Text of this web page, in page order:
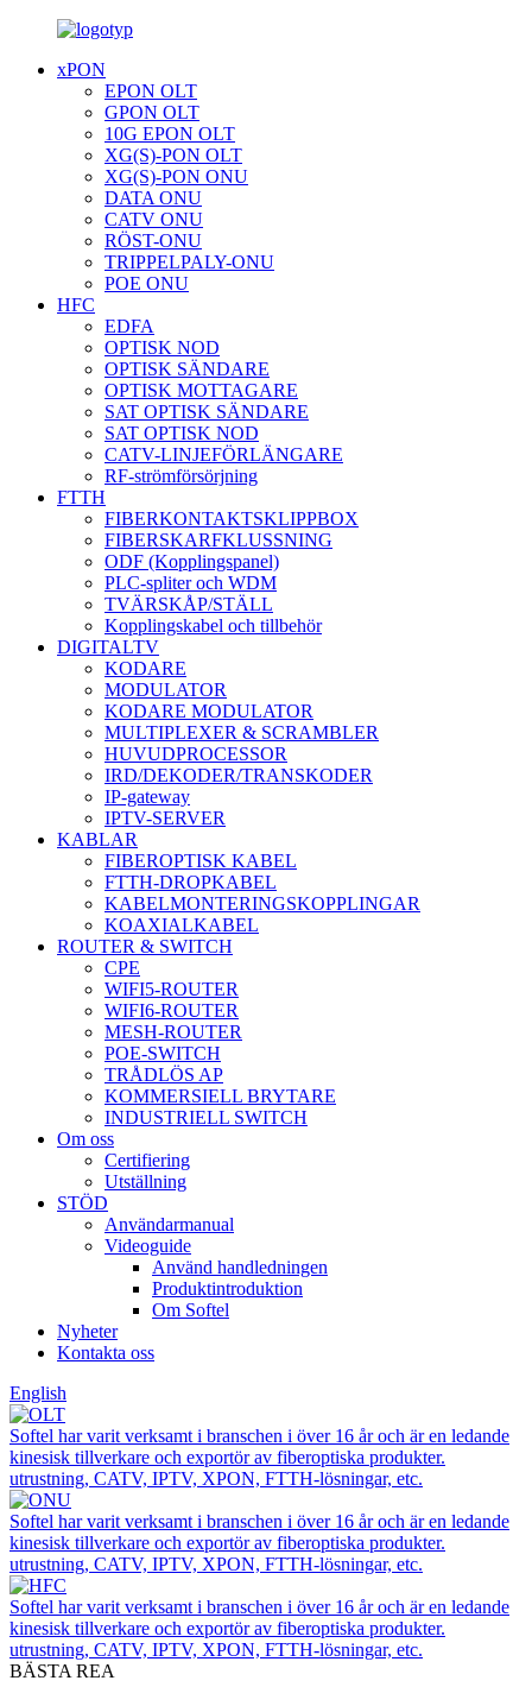
xPON
EPON OLT
GPON OLT
10G EPON OLT
XG(S)-PON OLT
XG(S)-PON ONU
DATA ONU
CATV ONU
RÖST-ONU
TRIPPELPALY-ONU
POE ONU
HFC
EDFA
OPTISK NOD
OPTISK SÄNDARE
OPTISK MOTTAGARE
SAT OPTISK SÄNDARE
SAT OPTISK NOD
CATV-LINJEFÖRLÄNGARE
RF-strömförsörjning
FTTH
FIBERKONTAKTSKLIPPBOX
FIBERSKARFKLUSSNING
ODF (Kopplingspanel)
PLC-spliter och WDM
TVÄRSKÅP/STÄLL
Kopplingskabel och tillbehör
DIGITALTV
KODARE
MODULATOR
KODARE MODULATOR
MULTIPLEXER & SCRAMBLER
HUVUDPROCESSOR
IRD/DEKODER/TRANSKODER
IP-gateway
IPTV-SERVER
KABLAR
FIBEROPTISK KABEL
FTTH-DROPKABEL
KABELMONTERINGSKOPPLINGAR
KOAXIALKABEL
ROUTER & SWITCH
CPE
WIFI5-ROUTER
WIFI6-ROUTER
MESH-ROUTER
POE-SWITCH
TRÅDLÖS AP
KOMMERSIELL BRYTARE
INDUSTRIELL SWITCH
Om oss
Certifiering
Utställning
STÖD
Användarmanual
Videoguide
Använd handledningen
Produktintroduktion
Om Softel
Nyheter
Kontakta oss
English
Softel har varit verksamt i branschen i över 16 år och är en ledande
kinesisk tillverkare och exportör av fiberoptiska produkter.
utrustning, CATV, IPTV, XPON, FTTH-lösningar, etc.
Softel har varit verksamt i branschen i över 16 år och är en ledande
kinesisk tillverkare och exportör av fiberoptiska produkter.
utrustning, CATV, IPTV, XPON, FTTH-lösningar, etc.
Softel har varit verksamt i branschen i över 16 år och är en ledande
kinesisk tillverkare och exportör av fiberoptiska produkter.
utrustning, CATV, IPTV, XPON, FTTH-lösningar, etc.
BÄSTA REA